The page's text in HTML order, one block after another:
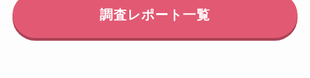
調査レポート一覧